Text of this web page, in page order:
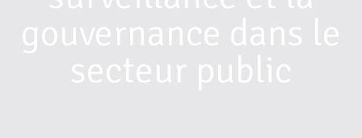
gouvernance dans le
secteur public